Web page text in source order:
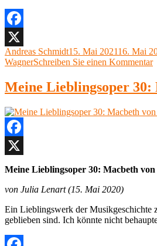
Facebook
X
Autor
Andreas SchmidtVeröffentlicht
am
15. Mai 202116. Mai
WagnerSchreiben Sie einen Kommentarzu
Meine Lieblingsoper 30:
Facebook
X
Meine Lieblingsoper 30: Macbeth
von Julia Lenart (15. Mai 2020)
Ein Lieblingswerk der Musikgeschichte
geblieben sind. Ich könnte nicht